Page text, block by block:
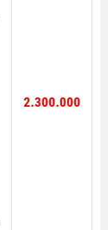
2.300.000